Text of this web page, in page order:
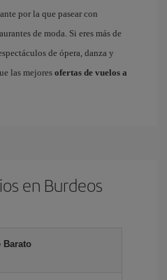
por la que pasear con
de moda. Si eres más de
de ópera, danza y
las mejores ofertas de vuelos a
en Burdeos
Barato